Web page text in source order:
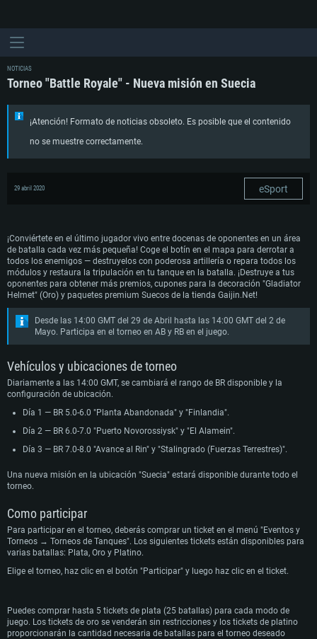
NOTICIAS
Torneo "Battle Royale" - Nueva misión en Suecia
¡Atención! Formato de noticias obsoleto. Es posible que el contenido
no se muestre correctamente.
29 abril 2020 eSport
¡Conviértete en el último jugador vivo entre docenas de oponentes en un área
de batalla cada vez más pequeña! Coge el botín en el mapa para derrotar a
todos los enemigos — destruyelos con poderosa artillería o repara todos los
módulos y restaura la tripulación en tu tanque en la batalla. ¡Destruye a tus
oponentes para obtener más premios, cupones para la decoración "Gladiator
Helmet" (Oro) y paquetes premium Suecos de la tienda Gaijin.Net!
Desde las 14:00 GMT del 29 de Abril hasta las 14:00 GMT del 2 de
Mayo. Participa en el torneo en AB y RB en el juego.
Vehículos y ubicaciones de torneo
Diariamente a las 14:00 GMT, se cambiará el rango de BR disponible y la
configuración de ubicación.
Día 1 — BR 5.0-6.0 "Planta Abandonada" y "Finlandia".
Día 2 — BR 6.0-7.0 "Puerto Novorossiysk" y "El Alamein".
Día 3 — BR 7.0-8.0 "Avance al Rin" y "Stalingrado (Fuerzas Terrestres)".
Una nueva misión en la ubicación "Suecia" estará disponible durante todo el
torneo.
Como participar
Para participar en el torneo, deberás comprar un ticket en el menú "Eventos y
Torneos → Torneos de Tanques". Los siguientes tickets están disponibles para
varias batallas: Plata, Oro y Platino.
Elige el torneo, haz clic en el botón "Participar" y luego haz clic en el ticket.
Puedes comprar hasta 5 tickets de plata (25 batallas) para cada modo de
juego. Los tickets de oro se venderán sin restricciones y los tickets de platino
proporcionarán la cantidad necesaria de batallas para el torneo deseado